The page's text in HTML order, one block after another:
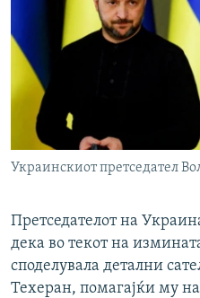
Украинскиот претседател
Претседателот на
дека во текот на
споделувала детални
Техеран, помагајќи му